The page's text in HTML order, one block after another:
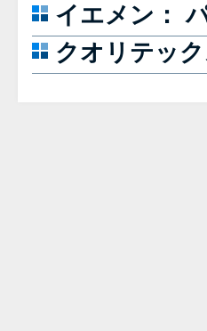
イエメン：
クオリテッ